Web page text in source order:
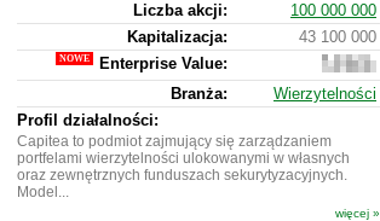
Liczba akcji:
100 000 000
Kapitalizacja:
43 100 000
Enterprise Value:
613
000
Branża:
Wierzytelności
Profil działalności:
Capitea to podmiot zajmujący się zarządzaniem
portfelami wierzytelności ulokowanymi w własnych
oraz zewnętrznych funduszach sekurytyzacyjnych.
Model...
więcej »